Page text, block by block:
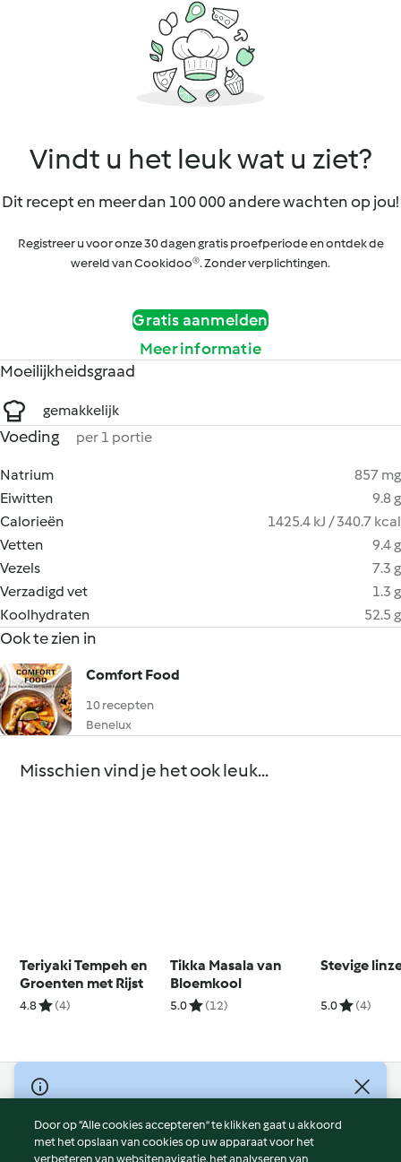
Vindt u het leuk wat u ziet?
Dit recept en meer dan 100 000 andere wachten op jou!
Registreer u voor onze 30 dagen gratis proefperiode en ontdek de
wereld van Cookidoo®. Zonder verplichtingen.
Gratis aanmelden
Meer informatie
Moeilijkheidsgraad
gemakkelijk
Voeding per 1 portie
Natrium
857 mg
Eiwitten
9.8 g
Calorieën
1425.4 kJ / 340.7 kcal
Vetten
9.4 g
Vezels
7.3 g
Verzadigd vet
1.3 g
Koolhydraten
52.5 g
Ook te zien in
Comfort Food
10 recepten
Benelux
Misschien vind je het ook leuk...
Teriyaki Tempeh en
Groenten met Rijst
4.8 (4)
Tikka Masala van
Bloemkool
5.0 (12)
Stevige
5.0 (4)
© Copyright 2026
Gebruiksvoorwaarden
Privacybeleid
Door op “Alle cookies accepteren” te klikken gaat u akkoord
met het opslaan van cookies op uw apparaat voor het
verbeteren van websitenavigatie, het analyseren van